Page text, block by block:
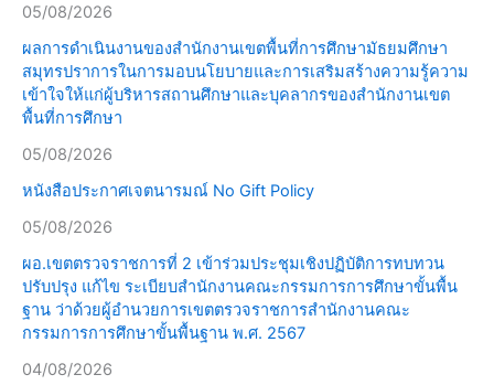
05/08/2026
ผลการดำเนินงานของสำนักงานเขตพื้นที่การศึกษามัธยมศึกษา
สมุทรปราการในการมอบนโยบายและการเสริมสร้างความรู้ความ
เข้าใจให้แก่ผู้บริหารสถานศึกษาและบุคลากรของสำนักงานเขต
พื้นที่การศึกษา
05/08/2026
หนังสือประกาศเจตนารมณ์ No Gift Policy
05/08/2026
ผอ.เขตตรวจราชการที่ 2 เข้าร่วมประชุมเชิงปฏิบัติการทบทวน
ปรับปรุง แก้ไข ระเบียบสำนักงานคณะกรรมการการศึกษาขั้นพื้น
ฐาน ว่าด้วยผู้อำนวยการเขตตรวจราชการสำนักงานคณะ
กรรมการการศึกษาขั้นพื้นฐาน พ.ศ. 2567
04/08/2026